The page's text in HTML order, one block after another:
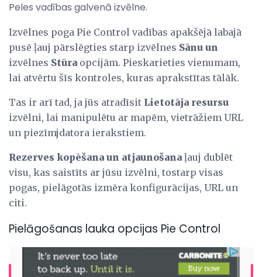
Peles vadības galvenā izvēlne.
Izvēlnes poga Pie Control vadības apakšējā labajā
pusē ļauj pārslēgties starp izvēlnes Sānu un
izvēlnes Stūra opcijām. Pieskarieties vienumam,
lai atvērtu šīs kontroles, kuras aprakstītas tālāk.
Tas ir arī tad, ja jūs atradīsit Lietotāja resursu
izvēlni, lai manipulētu ar mapēm, vietrāžiem URL
un piezīmjdatora ierakstiem.
Rezerves kopēšana un atjaunošana ļauj dublēt
visu, kas saistīts ar jūsu izvēlni, tostarp visas
pogas, pielāgotās izmēra konfigurācijas, URL un
citi.
Pielāgošanas lauka opcijas Pie Control